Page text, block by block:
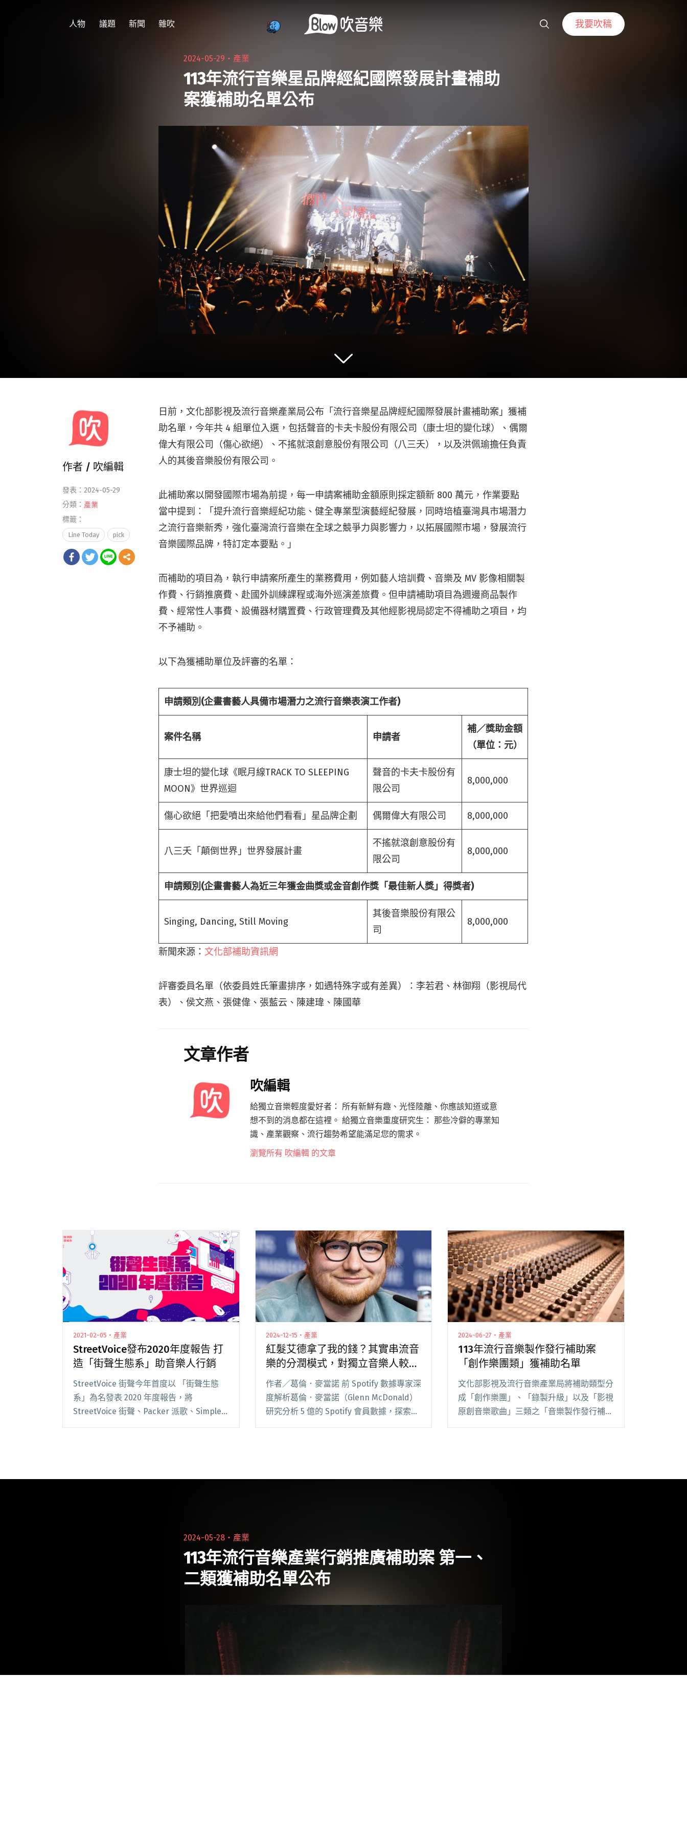
人物 議題 新聞 雜吹 我要吹稿
2024-05-29・ 產業
113年流行音樂星品牌經紀國際發展計畫補助
案獲補助名單公布
日前，文化部影視及流行音樂產業局公布「流行音樂星品牌經紀國際發展計畫補助案」獲補
助名單，今年共 4 組單位入選，包括聲音的卡夫卡股份有限公司（康士坦的變化球）、偶爾
偉大有限公司（傷心欲絕）、不搖就滾創意股份有限公司（八三夭），以及洪佩瑜擔任負責
人的其後音樂股份有限公司。
此補助案以開發國際市場為前提，每一申請案補助金額原則採定額新 800 萬元，作業要點
當中提到：「提升流行音樂經紀功能、健全專業型演藝經紀發展，同時培植臺灣具市場潛力
之流行音樂新秀，強化臺灣流行音樂在全球之競爭力與影響力，以拓展國際市場，發展流行
音樂國際品牌，特訂定本要點。」
而補助的項目為，執行申請案所產生的業務費用，例如藝人培訓費、音樂及 MV 影像相關製
作費、行銷推廣費、赴國外訓練課程或海外巡演差旅費。但申請補助項目為週邊商品製作
費、經常性人事費、設備器材購置費、行政管理費及其他經影視局認定不得補助之項目，均
不予補助。
以下為獲補助單位及評審的名單：
申請類別(企畫書藝人具備市場潛力之流行音樂表演工作者)
案件名稱 申請者
補／獎助金額
（單位：元）
康士坦的變化球《眠月線TRACK TO SLEEPING
MOON》世界巡迴
聲音的卡夫卡股份有
限公司
8,000,000
傷心欲絕「把愛噴出來給他們看看」星品牌企劃 偶爾偉大有限公司 8,000,000
八三夭「顛倒世界」世界發展計畫
不搖就滾創意股份有
限公司
8,000,000
申請類別(企畫書藝人為近三年獲金曲獎或金音創作獎「最佳新人獎」得獎者)
Singing, Dancing, Still Moving
其後音樂股份有限公
司
8,000,000
新聞來源： 文化部補助資訊網
評審委員名單（依委員姓氏筆畫排序，如遇特殊字或有差異）：李若君、林御翔（影視局代
表）、侯文燕、張健偉、張藍云、陳建瑋、陳國華
文章作者
吹編輯
給獨立音樂輕度愛好者： 所有新鮮有趣、光怪陸離、你應該知道或意
想不到的消息都在這裡。 給獨立音樂重度研究生： 那些冷僻的專業知
識、產業觀察、流行趨勢希望能滿足您的需求。
瀏覽所有 吹編輯 的文章
作者 / 吹編輯
發表：2024-05-29
分類： 產業
標籤：
Line Today pick
2021-02-05・產業
StreetVoice發布2020年度報告 打
造「街聲生態系」助音樂人行銷
StreetVoice 街聲今年首度以 「街聲生態
系」為名發表 2020 年度報告，將
StreetVoice 街聲、Packer 派歌、Simple
Life 簡單生活、The Next Big Thing 大團誕
2024-12-15・產業
紅髮艾德拿了我的錢？其實串流音
樂的分潤模式，對獨立音樂人較有
利
作者／葛倫．麥當諾 前 Spotify 數據專家深
度解析葛倫．麥當諾（Glenn McDonald）
研究分析 5 億的 Spotify 會員數據，探索了
數據告訴我們關於音樂和我們自身的祕密！
人較有利"
2024-06-27・產業
113年流行音樂製作發行補助案
「創作樂團類」獲補助名單
文化部影視及流行音樂產業局將補助類型分
成「創作樂團」、「錄製升級」以及「影視
原創音樂歌曲」三類之「音樂製作發行補助
案」。 今（6/27）日，「創作樂團類」公
類」獲補助名單"
2024-05-28・ 產業
113年流行音樂產業行銷推廣補助案 第一、
二類獲補助名單公布